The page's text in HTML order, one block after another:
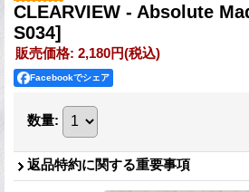
CLEARVIEW - Absolute
S034]
販売価格: 2,180円(税込)
Facebookでシェア
数量:
返品特約に関する重要事項